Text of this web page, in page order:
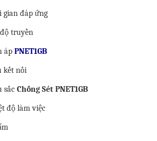
gian đáp ứng
truyền
ápPNET1GB
kết nối
sắcChống Sét PNET1GB
độ làm việc